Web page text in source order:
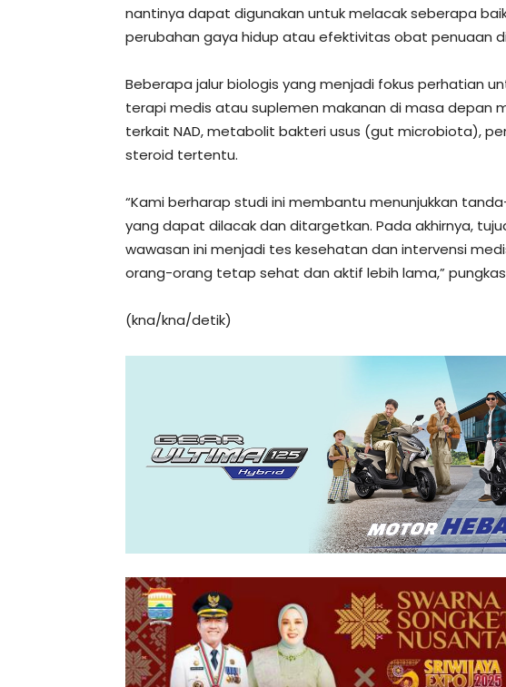
nantinya dapat digunakan untuk melacak seberapa
perubahan gaya hidup atau efektivitas obat penuaan
Beberapa jalur biologis yang menjadi fokus perhatian
terapi medis atau suplemen makanan di masa depan
terkait NAD, metabolit bakteri usus (gut microbiota),
steroid tertentu.
“Kami berharap studi ini membantu menunjukkan
yang dapat dilacak dan ditargetkan. Pada akhirnya,
wawasan ini menjadi tes kesehatan dan intervensi
orang-orang tetap sehat dan aktif lebih lama,” pungkas
(kna/kna/detik)